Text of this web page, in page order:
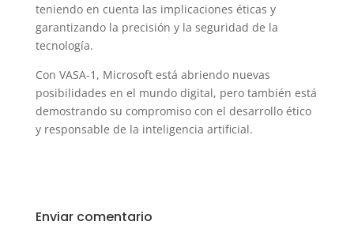
teniendo en cuenta las implicaciones éticas y
garantizando la precisión y la seguridad de la
tecnología.
Con VASA-1, Microsoft está abriendo nuevas
posibilidades en el mundo digital, pero también está
demostrando su compromiso con el desarrollo ético
y responsable de la inteligencia artificial.
Enviar comentario